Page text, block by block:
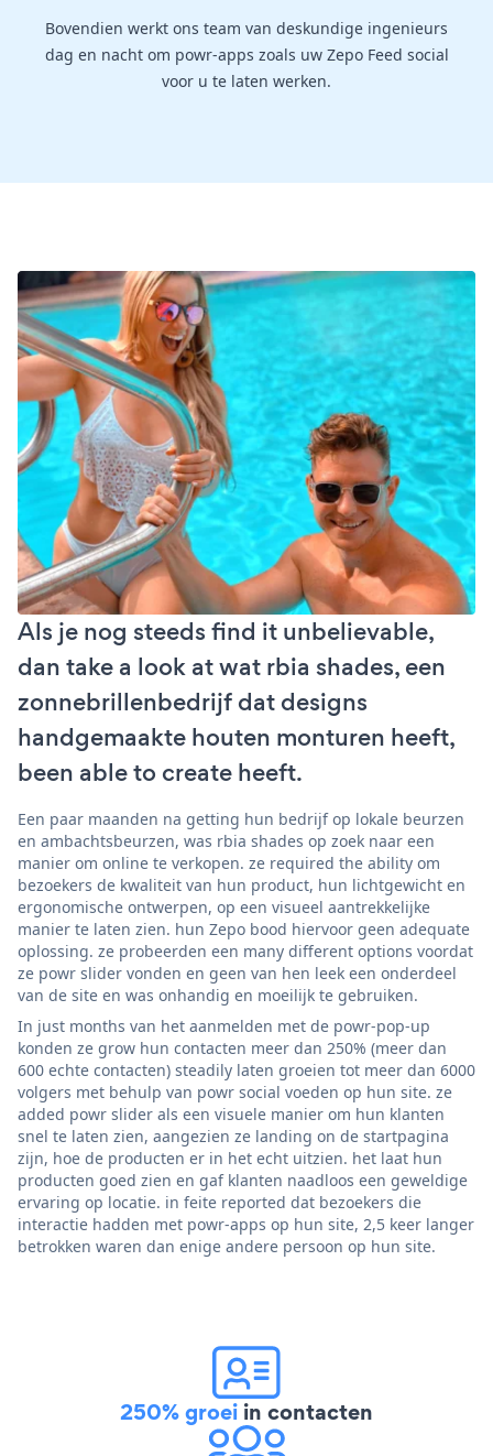
Bovendien werkt ons team van deskundige ingenieurs
dag en nacht om powr-apps zoals uw Zepo Feed social
voor u te laten werken.
Als je nog steeds find it unbelievable,
dan take a look at wat rbia shades, een
zonnebrillenbedrijf dat designs
handgemaakte houten monturen heeft,
been able to create heeft.
Een paar maanden na getting hun bedrijf op lokale beurzen
en ambachtsbeurzen, was rbia shades op zoek naar een
manier om online te verkopen. ze required the ability om
bezoekers de kwaliteit van hun product, hun lichtgewicht en
ergonomische ontwerpen, op een visueel aantrekkelijke
manier te laten zien. hun Zepo bood hiervoor geen adequate
oplossing. ze probeerden een many different options voordat
ze powr slider vonden en geen van hen leek een onderdeel
van de site en was onhandig en moeilijk te gebruiken.
In just months van het aanmelden met de powr-pop-up
konden ze grow hun contacten meer dan 250% (meer dan
600 echte contacten) steadily laten groeien tot meer dan 6000
volgers met behulp van powr social voeden op hun site. ze
added powr slider als een visuele manier om hun klanten
snel te laten zien, aangezien ze landing on de startpagina
zijn, hoe de producten er in het echt uitzien. het laat hun
producten goed zien en gaf klanten naadloos een geweldige
ervaring op locatie. in feite reported dat bezoekers die
interactie hadden met powr-apps op hun site, 2,5 keer langer
betrokken waren dan enige andere persoon op hun site.
250% groei in contacten